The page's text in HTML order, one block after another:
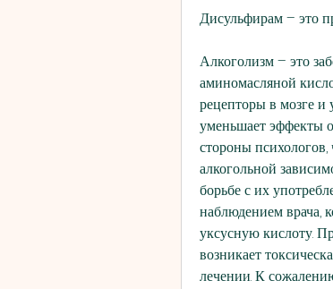
Дисульфирам – это
Алкоголизм – это
аминомасляной
рецепторы в мозге и
уменьшает эффекты
стороны
алкогольной
борьбе с их
наблюдением врача,
уксусную кислоту.
возникает
лечении. К